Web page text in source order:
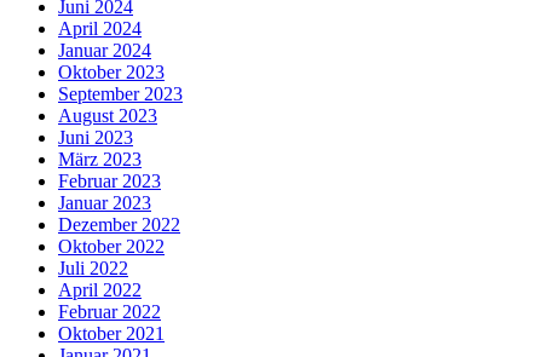
Juni 2024
April 2024
Januar 2024
Oktober 2023
September 2023
August 2023
Juni 2023
März 2023
Februar 2023
Januar 2023
Dezember 2022
Oktober 2022
Juli 2022
April 2022
Februar 2022
Oktober 2021